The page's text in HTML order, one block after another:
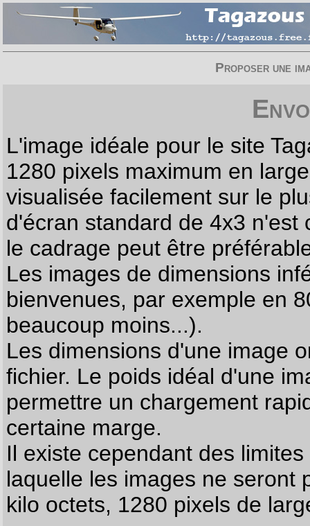
Proposer une
L'image idéale pour le site
1280 pixels maximum en
visualisée facilement sur le
d'écran standard de 4x3
le cadrage peut être
Les images de dimensions
bienvenues, par exemple en
beaucoup moins...).
Les dimensions d'une image
fichier. Le poids idéal d'une
permettre un chargement
certaine marge.
Il existe cependant des
laquelle les images ne seront
kilo octets, 1280 pixels de